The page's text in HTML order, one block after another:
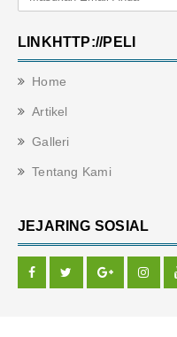
LINKHTTP://PELI
Home
Artikel
Galleri
Tentang Kami
JEJARING SOSIAL